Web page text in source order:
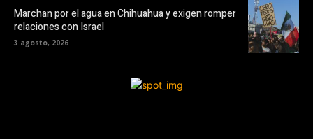
Marchan por el agua en Chihuahua y exigen romper
relaciones con Israel
3 agosto, 2026